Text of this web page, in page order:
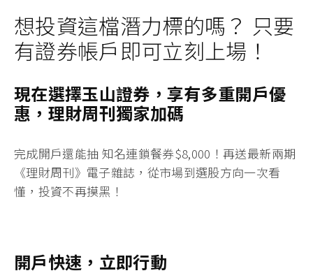
想投資這檔潛力標的嗎？ 只要
有證券帳戶即可立刻上場！
現在選擇玉山證券，享有多重開戶優
惠，理財周刊獨家加碼
完成開戶還能抽 知名連鎖餐券$8,000！再送最新兩期
《理財周刊》電子雜誌 ，從市場到選股方向一次看
懂，投資不再摸黑！
開戶快速，立即行動